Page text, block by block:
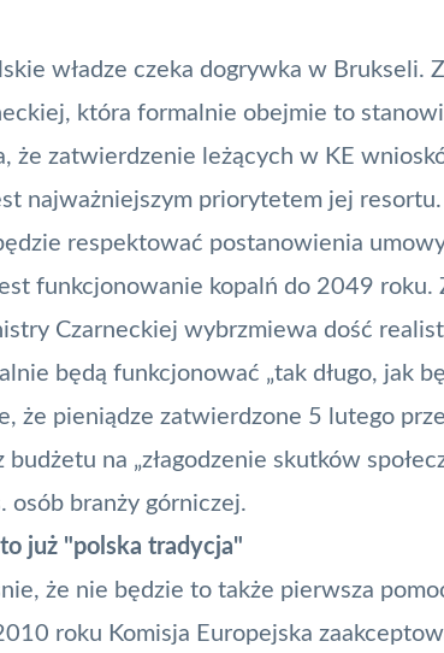
władze czeka dogrywka w Brukseli.
która formalnie obejmie to
że zatwierdzenie leżących w KE
najważniejszym priorytetem jej resortu.
respektować postanowienia
funkcjonowanie kopalń do 2049
Czarneckiej wybrzmiewa dość
będą funkcjonować „tak długo, jak
że pieniądze zatwierdzone 5 lutego
na „złagodzenie skutków
osób branży górniczej.
już "polska tradycja"
że nie będzie to także pierwsza
roku Komisja Europejska